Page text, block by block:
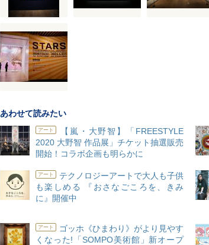
あわせて読みたい
アート
【嵐・大野智】「FREESTYLE
2020 大野智 作品展」チケット抽選販売
開始！コラボ企画も明らかに
アート
テクノロジーアートで大人も子供
も楽しめる 『おさなごころを、きみ
に』開催中
アート
ゴッホ《ひまわり》がより見やす
くなった!「SOMPO美術館」新オープ